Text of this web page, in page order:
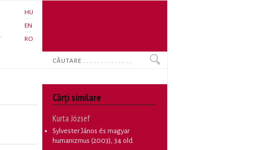
HU
EN
RO
Search
Cărţi similare
Kurta József
Sylvester János és magyar
humanizmus (2003), 34 old.